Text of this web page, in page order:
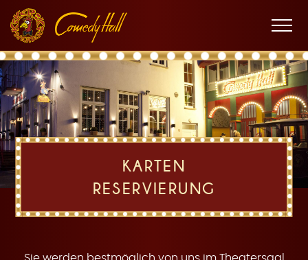
Hauptnavigation
Inhalt
Fußnavigation
K
a
r
Menü
KARTEN
RESERVIERUNG